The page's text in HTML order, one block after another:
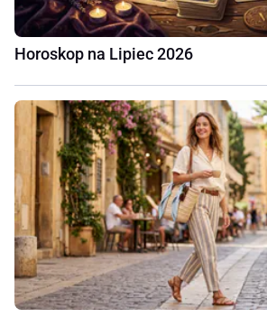
Horoskop na Lipiec 2026